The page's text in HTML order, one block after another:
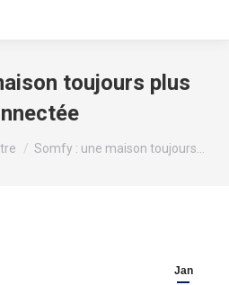
toujours plus
Somfy : une maison toujours…
Jan